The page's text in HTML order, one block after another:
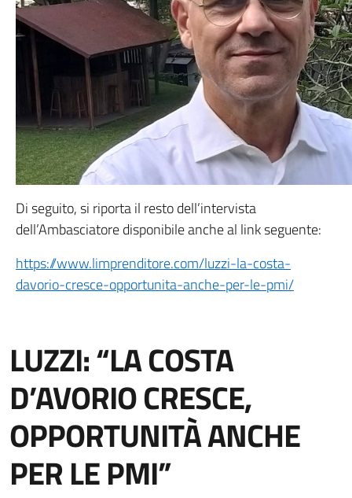
Di seguito, si riporta il resto dell’intervista
dell’Ambasciatore disponibile anche al link seguente:
https://www.limprenditore.com/luzzi-la-costa-
davorio-cresce-opportunita-anche-per-le-pmi/
LUZZI: “LA COSTA
D’AVORIO CRESCE,
OPPORTUNITÀ ANCHE
PER LE PMI”